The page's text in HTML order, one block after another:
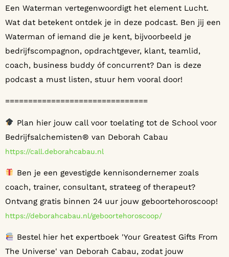
Een Waterman vertegenwoordigt het element Lucht.
Wat dat betekent ontdek je in deze podcast. Ben jij een
Waterman of iemand die je kent, bijvoorbeeld je
bedrijfscompagnon, opdrachtgever, klant, teamlid,
coach, business buddy óf concurrent? Dan is deze
podcast a must listen, stuur hem vooral door!
===============================
Plan hier jouw call voor toelating tot de School voor
Bedrijfsalchemisten® van Deborah Cabau
⁠⁠⁠⁠⁠⁠⁠https://call.deborahcabau.nl⁠⁠⁠⁠⁠⁠⁠
Ben je een gevestigde kennisondernemer zoals
coach, trainer, consultant, strateeg of therapeut?
Ontvang gratis binnen 24 uur jouw geboortehoroscoop!
⁠⁠⁠⁠⁠⁠⁠https://deborahcabau.nl/geboortehoroscoop/⁠⁠⁠⁠⁠⁠⁠
Bestel hier het expertboek 'Your Greatest Gifts From
The Universe' van Deborah Cabau, zodat jouw